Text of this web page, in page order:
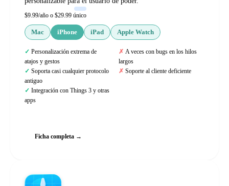
$9.99/año o $29.99 único
Mac iPhone iPad Apple Watch
Personalización extrema de
atajos y gestos
Soporta casi cualquier protocolo
antiguo
Integración con Things 3 y otras
apps
A veces con bugs en los hilos
largos
Soporte al cliente deficiente
Ficha completa →